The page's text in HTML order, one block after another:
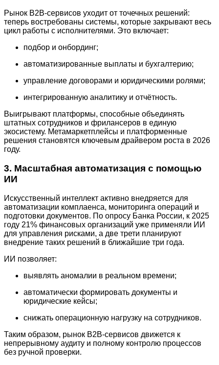
Рынок B2B-сервисов уходит от точечных решений:
теперь востребованы системы, которые закрывают весь
цикл работы с исполнителями. Это включает:
подбор и онбординг;
автоматизированные выплаты и бухгалтерию;
управление договорами и юридическими ролями;
интегрированную аналитику и отчётность.
Выигрывают платформы, способные объединять
штатных сотрудников и фрилансеров в единую
экосистему. Метамаркетплейсы и платформенные
решения становятся ключевым драйвером роста в 2026
году.
3. Масштабная автоматизация с помощью
ИИ
Искусственный интеллект активно внедряется для
автоматизации комплаенса, мониторинга операций и
подготовки документов. По опросу Банка России, к 2025
году 21% финансовых организаций уже применяли ИИ
для управления рисками, а две трети планируют
внедрение таких решений в ближайшие три года.
ИИ позволяет:
выявлять аномалии в реальном времени;
автоматически формировать документы и
юридические кейсы;
снижать операционную нагрузку на сотрудников.
Таким образом, рынок B2B-сервисов движется к
непрерывному аудиту и полному контролю процессов
без ручной проверки.